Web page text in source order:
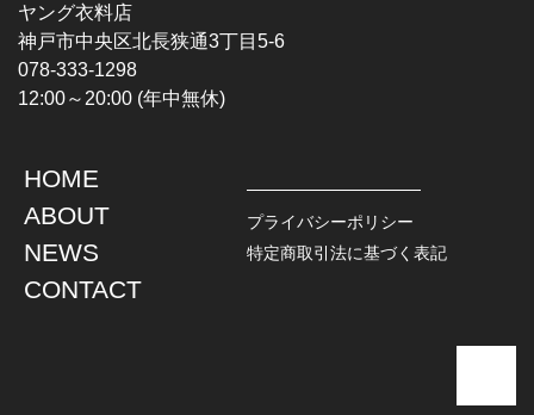
HARDCORE / PUNK
PROGLESSIVE ROCK
POPS
SOUL / R&B
CHAMPION
TOPS
L / S SHIRT
S / S SHIRT
HAWAIIAN SHIRT
JACKET
DENIM
LEATHER
ヤング衣料店
神戸市中央区北長狭通3丁目5-6
078-333-1298
12:00～20:00 (年中無休)
HOME
ABOUT
NEWS
CONTACT
プライバシーポリシー
特定商取引法に基づく表記